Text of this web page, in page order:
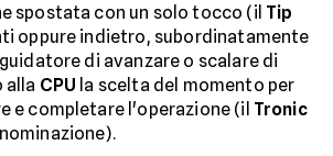
spostata con un solo tocco (il Tip
oppure indietro, subordinatamente
di avanzare o scalare di
alla CPU la scelta del momento per
e completare l'operazione (il Tronic